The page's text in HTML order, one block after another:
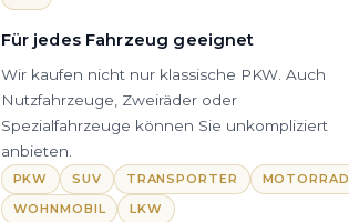
Für jedes Fahrzeug geeignet
Wir kaufen nicht nur klassische PKW. Auch
Nutzfahrzeuge, Zweiräder oder
Spezialfahrzeuge können Sie unkompliziert
anbieten.
PKW SUV TRANSPORTER
MOTORRAD
WOHNMOBIL
LKW